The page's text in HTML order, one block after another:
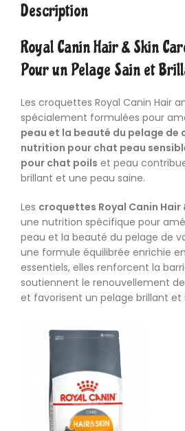
Description
Royal Canin Hair & Skin
Pour un Pelage Sain et
Les croquettes Royal Canin Hair
spécialement formulées pour
peau et la beauté du pelage de
nutrition pour chat peau
pour chat poils et peau
brillant et une peau saine.
Les croquettes Royal Canin Hair
une nutrition spécifique pour
peau et la beauté du pelage de
une formule équilibrée enrichie
essentiels, elles renforcent la
soutiennent le renouvellement
et favorisent un pelage brillant et